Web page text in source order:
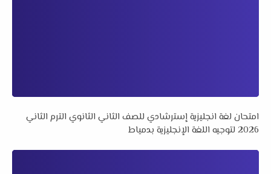
امتحان لغة انجليزية إسترشادي للصف الثاني الثانوي الترم الثاني
2026 لتوجيه اللغة الإنجليزية بدمياط